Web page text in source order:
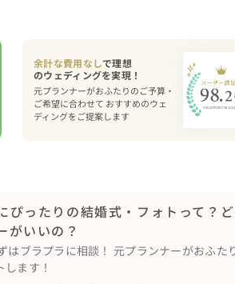
な場所での撮影の立ち姿、仕草なども
いました
らい
れていて気持ちよかったです
、展望台に登ったり観光客気分で撮影し
レンデを滑ってきました
緒に滑ります！
余計な費用なしで理想
元プランナーがおふたりのご予算・
ご希望に合わせて おすすめのウェ
ディングをご提案します
ぴったりの結婚式・フォトって？
がいいの？
はブラプラに相談！ 元プランナーがおふた
ます！